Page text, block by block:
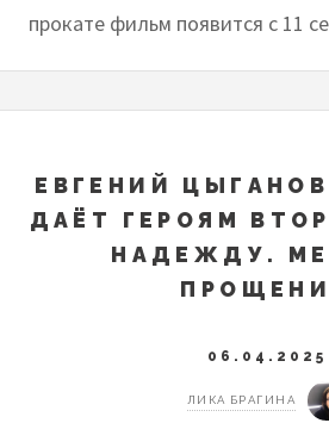
прокате фильм появится с 11
ЕВГЕНИЙ
ДАЁТ ГЕРОЯМ
НАДЕЖДУ.
06.04.2025
ЛИКА БРАГИНА